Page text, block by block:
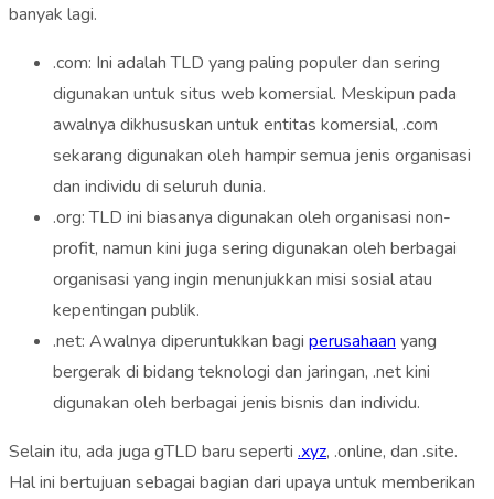
banyak lagi.
.com: Ini adalah TLD yang paling populer dan sering
digunakan untuk situs web komersial. Meskipun pada
awalnya dikhususkan untuk entitas komersial, .com
sekarang digunakan oleh hampir semua jenis organisasi
dan individu di seluruh dunia.
.org: TLD ini biasanya digunakan oleh organisasi non-
profit, namun kini juga sering digunakan oleh berbagai
organisasi yang ingin menunjukkan misi sosial atau
kepentingan publik.
.net: Awalnya diperuntukkan bagi perusahaan yang
bergerak di bidang teknologi dan jaringan, .net kini
digunakan oleh berbagai jenis bisnis dan individu.
Selain itu, ada juga gTLD baru seperti .xyz, .online, dan .site.
Hal ini bertujuan sebagai bagian dari upaya untuk memberikan